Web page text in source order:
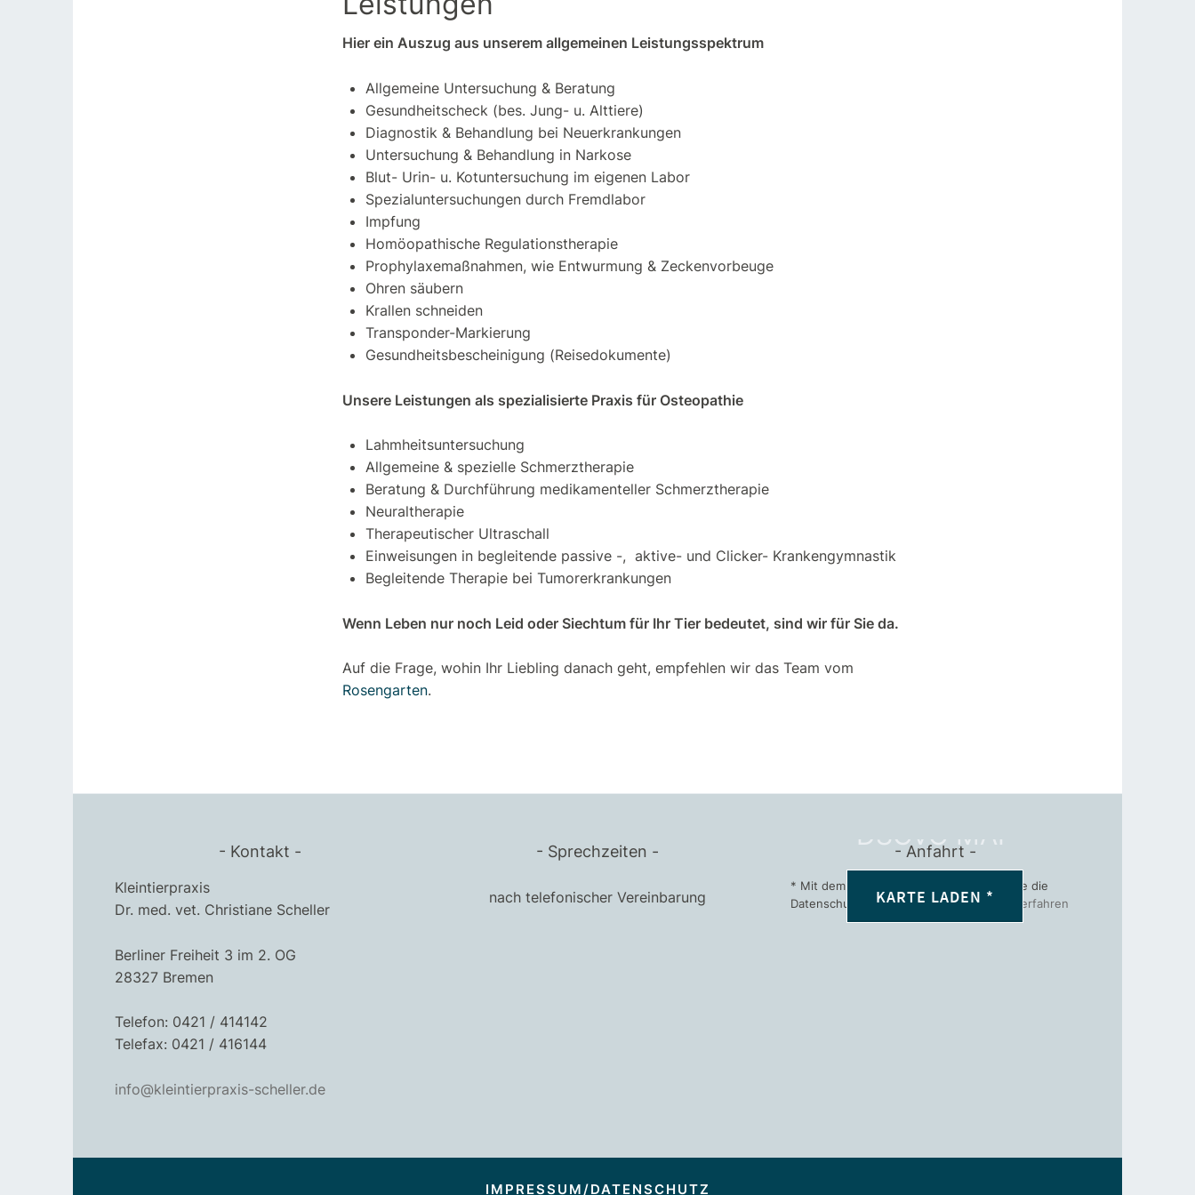
Hier ein Auszug aus unserem allgemeinen Leistungsspektrum
Allgemeine Untersuchung & Beratung
Gesundheitscheck (bes. Jung- u. Alttiere)
Diagnostik & Behandlung bei Neuerkrankungen
Untersuchung & Behandlung in Narkose
Blut- Urin- u. Kotuntersuchung im eigenen Labor
Spezialuntersuchungen durch Fremdlabor
Impfung
Homöopathische Regulationstherapie
Prophylaxemaßnahmen, wie Entwurmung & Zeckenvorbeuge
Ohren säubern
Krallen schneiden
Transponder-Markierung
Gesundheitsbescheinigung (Reisedokumente)
Unsere Leistungen als spezialisierte Praxis für Osteopathie
Lahmheitsuntersuchung
Allgemeine & spezielle Schmerztherapie
Beratung & Durchführung medikamenteller Schmerztherapie
Neuraltherapie
Therapeutischer Ultraschall
Einweisungen in begleitende passive -, aktive- und Clicker- Krankengymnastik
Begleitende Therapie bei Tumorerkrankungen
Wenn Leben nur noch Leid oder Siechtum für Ihr Tier bedeutet, sind wir für Sie da.
Auf die Frage, wohin Ihr Liebling danach geht, empfehlen wir das Team vom
Rosengarten.
Kontakt
Kleintierpraxis
Dr. med. vet. Christiane Scheller
Berliner Freiheit 3 im 2. OG
28327 Bremen
Telefon: 0421 / 414142
Telefax: 0421 / 416144
info@kleintierpraxis-scheller.de
Sprechzeiten
nach telefonischer Vereinbarung
Anfahrt
DSGVO MAP
KARTE LADEN *
* Mit dem Laden der Karte akzeptieren Sie die
Datenschutzerklärung von Google.
Mehr erfahren
IMPRESSUM/DATENSCHUTZ